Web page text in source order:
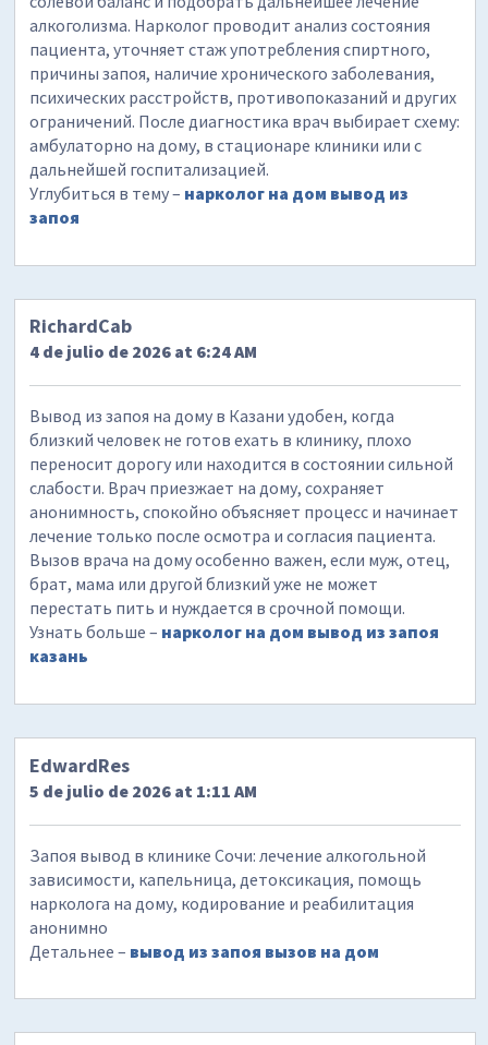
алкоголизма. Нарколог проводит анализ состояния
пациента, уточняет стаж употребления спиртного,
причины запоя, наличие хронического заболевания,
психических расстройств, противопоказаний и других
ограничений. После диагностика врач выбирает схему:
амбулаторно на дому, в стационаре клиники или с
дальнейшей госпитализацией.
Углубиться в тему – нарколог на дом вывод из
запоя
RichardCab
4 de julio de 2026 at 6:24 AM
Вывод из запоя на дому в Казани удобен, когда
близкий человек не готов ехать в клинику, плохо
переносит дорогу или находится в состоянии сильной
слабости. Врач приезжает на дому, сохраняет
анонимность, спокойно объясняет процесс и начинает
лечение только после осмотра и согласия пациента.
Вызов врача на дому особенно важен, если муж, отец,
брат, мама или другой близкий уже не может
перестать пить и нуждается в срочной помощи.
Узнать больше – нарколог на дом вывод из запоя
казань
EdwardRes
5 de julio de 2026 at 1:11 AM
Запоя вывод в клинике Сочи: лечение алкогольной
зависимости, капельница, детоксикация, помощь
нарколога на дому, кодирование и реабилитация
анонимно
Детальнее – вывод из запоя вызов на дом